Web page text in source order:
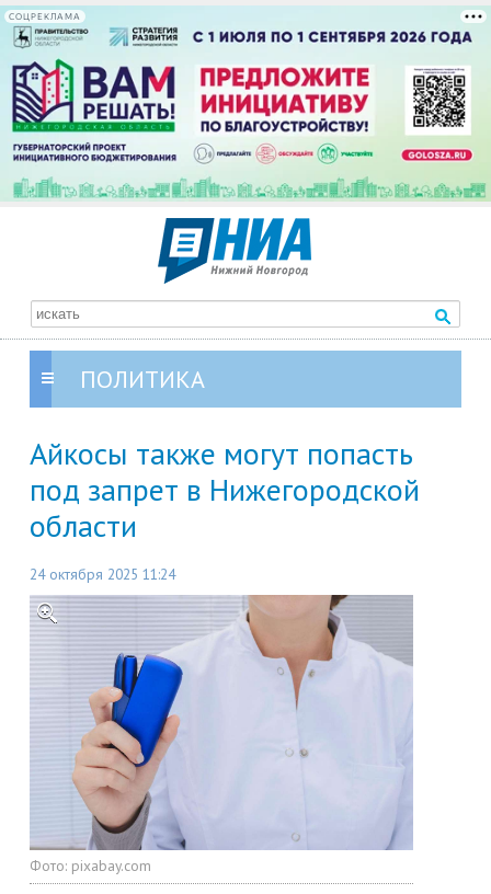
СОЦРЕКЛАМА
ПОЛИТИКА
Айкосы также могут попасть
под запрет в Нижегородской
области
24 октября 2025 11:24
Фото: pixabay.com